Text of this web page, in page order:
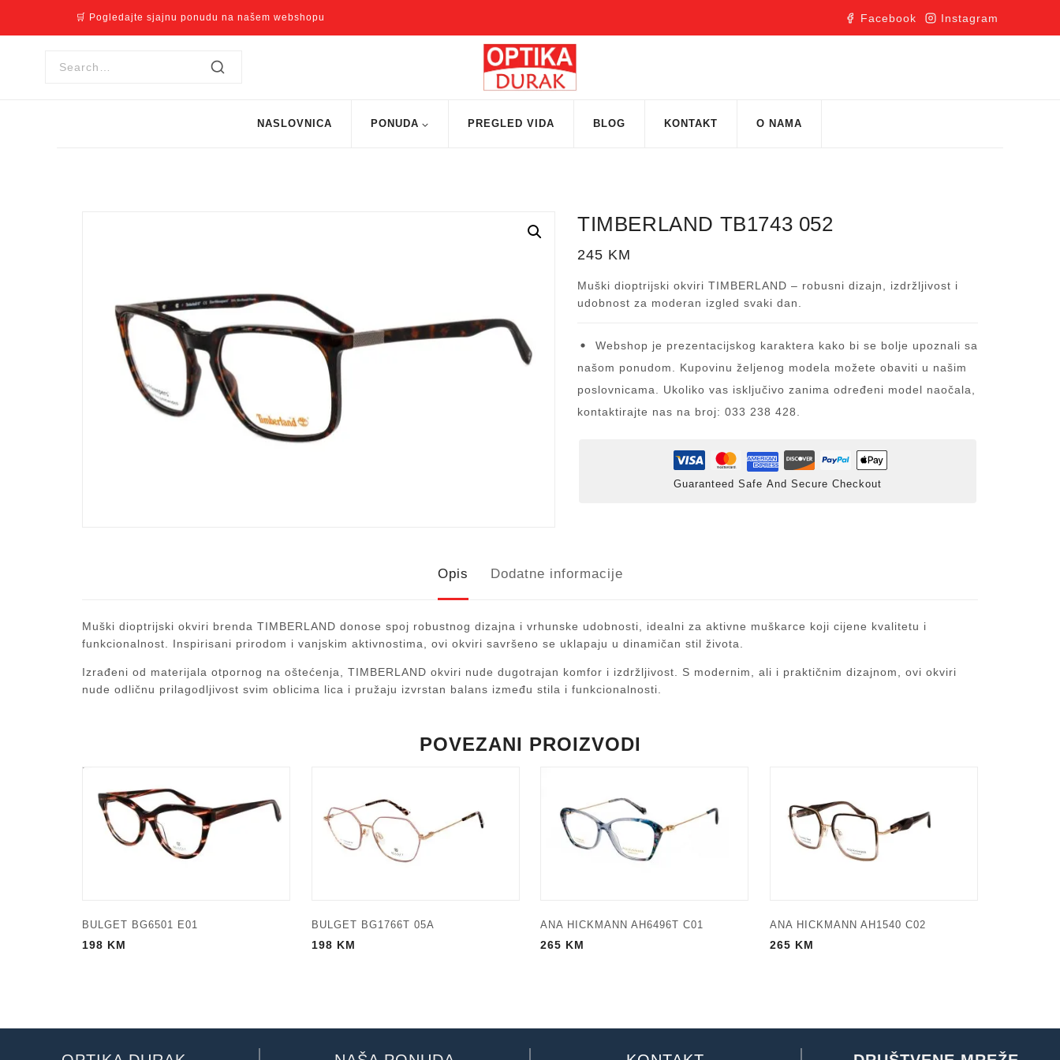
🛒 Pogledajte sjajnu ponudu na našem webshopu Facebook Instagram
NASLOVNICA PONUDA PREGLED VIDA BLOG KONTAKT O NAMA
TIMBERLAND TB1743 052
245 KM
Muški dioptrijski okviri TIMBERLAND – robusni dizajn, izdržljivost i
udobnost za moderan izgled svaki dan.
Webshop je prezentacijskog karaktera kako bi se bolje upoznali sa
našom ponudom. Kupovinu željenog modela možete obaviti u našim
poslovnicama. Ukoliko vas isključivo zanima određeni model naočala,
kontaktirajte nas na broj: 033 238 428.
Guaranteed Safe And Secure Checkout
Opis Dodatne informacije
Muški dioptrijski okviri brenda TIMBERLAND donose spoj robustnog dizajna i vrhunske udobnosti, idealni za aktivne muškarce koji cijene kvalitetu i
funkcionalnost. Inspirisani prirodom i vanjskim aktivnostima, ovi okviri savršeno se uklapaju u dinamičan stil života.
Izrađeni od materijala otpornog na oštećenja, TIMBERLAND okviri nude dugotrajan komfor i izdržljivost. S modernim, ali i praktičnim dizajnom, ovi okviri
nude odličnu prilagodljivost svim oblicima lica i pružaju izvrstan balans između stila i funkcionalnosti.
POVEZANI PROIZVODI
BULGET BG6501 E01
198 KM
BULGET BG1766T 05A
198 KM
ANA HICKMANN AH6496T C01
265 KM
ANA HICKMANN AH1540 C02
265 KM